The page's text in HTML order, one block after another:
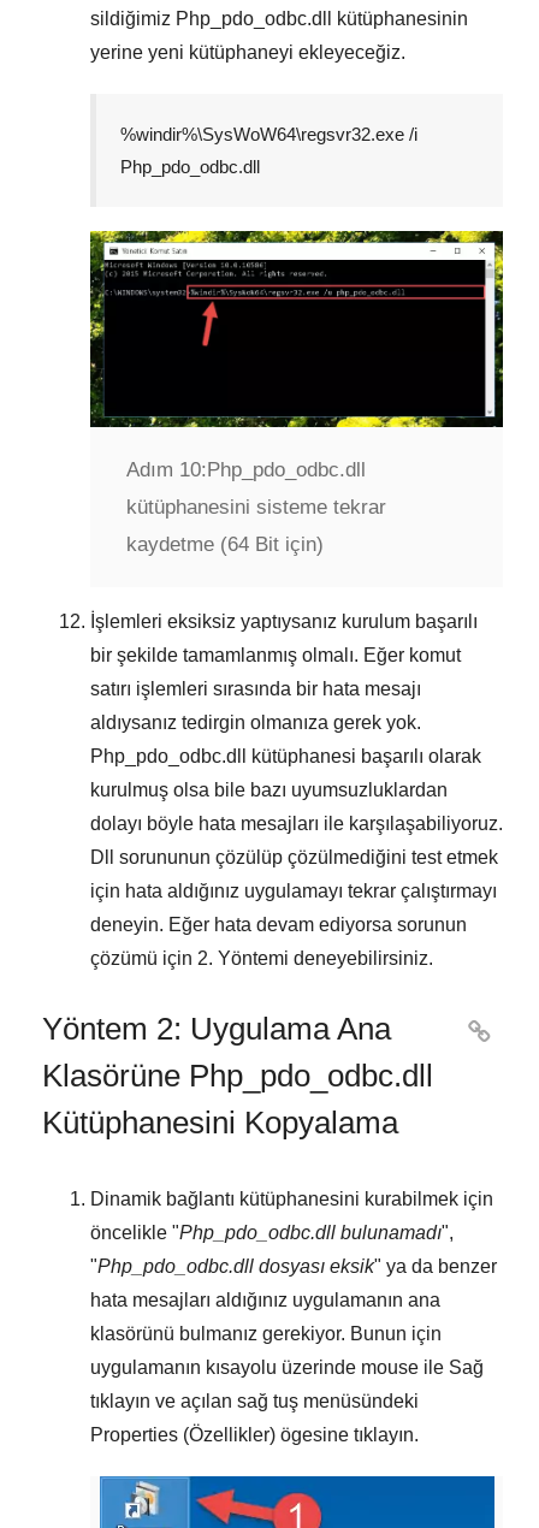
sildiğimiz Php_pdo_odbc.dll
kütüphanesinin
yerine yeni kütüphaneyi ekleyeceğiz.
%windir%\SysWoW64\regsvr32.exe /i
Php_pdo_odbc.dll
Adım 10:Php_pdo_odbc.dll
kütüphanesini sisteme tekrar
kaydetme (64 Bit için)
İşlemleri eksiksiz yaptıysanız kurulum başarılı
bir şekilde tamamlanmış olmalı. Eğer komut
satırı işlemleri sırasında bir hata mesajı
aldıysanız tedirgin olmanıza gerek yok.
Php_pdo_odbc.dll kütüphanesi başarılı olarak
kurulmuş olsa bile bazı uyumsuzluklardan
dolayı böyle hata mesajları ile karşılaşabiliyoruz.
Dll sorununun çözülüp çözülmediğini test etmek
için hata aldığınız uygulamayı tekrar çalıştırmayı
deneyin. Eğer hata devam ediyorsa sorunun
çözümü için 2. Yöntemi deneyebilirsiniz.
Yöntem 2: Uygulama Ana
Klasörüne Php_pdo_odbc.dll
Kütüphanesini Kopyalama

Dinamik bağlantı kütüphanesini kurabilmek için
öncelikle "Php_pdo_odbc.dll bulunamadı",
"Php_pdo_odbc.dll dosyası eksik" ya da benzer
hata mesajları aldığınız uygulamanın ana
klasörünü bulmanız gerekiyor. Bunun için
uygulamanın kısayolu üzerinde mouse ile Sağ
tıklayın ve açılan sağ tuş menüsündeki
Properties (Özellikler) ögesine tıklayın.